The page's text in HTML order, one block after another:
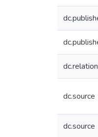
dc.relation
dc.source
dc.source